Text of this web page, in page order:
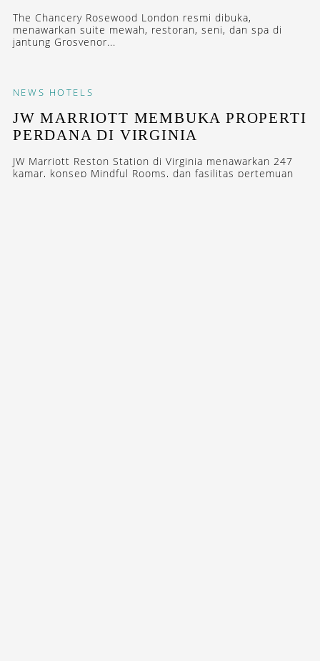
The Chancery Rosewood London resmi dibuka,
menawarkan suite mewah, restoran, seni, dan spa di
jantung Grosvenor...
NEWS HOTELS
JW MARRIOTT MEMBUKA PROPERTI
PERDANA DI VIRGINIA
JW Marriott Reston Station di Virginia menawarkan 247
kamar, konsep Mindful Rooms, dan fasilitas pertemuan